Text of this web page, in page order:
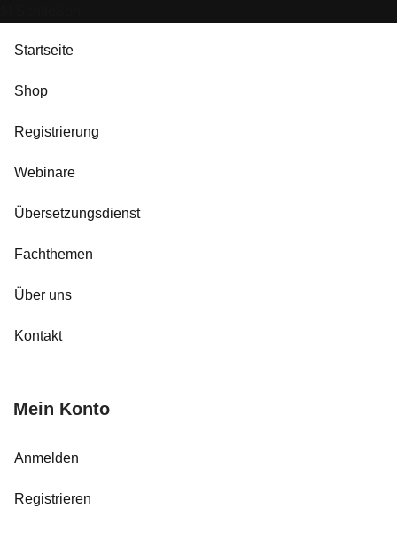
Startseite
Shop
Registrierung
Webinare
Übersetzungsdienst
Fachthemen
Über uns
Kontakt
Mein Konto
Anmelden
Registrieren